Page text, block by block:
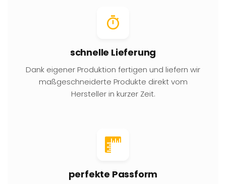
schnelle Lieferung
Dank eigener Produktion fertigen und liefern wir
maßgeschneiderte Produkte direkt vom
Hersteller in kurzer Zeit.
perfekte Passform